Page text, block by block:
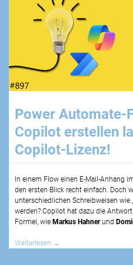
Power Automate-
Copilot erstellen
Copilot-Lizenz!
In einem Flow einen E-Mail-Anhang
den ersten Blick recht einfach. Doch
unterschiedlichen Schreibweisen wie
werden? Copilot hat dazu die
Formel, wie Markus Hahnerund
Weiterlesen →